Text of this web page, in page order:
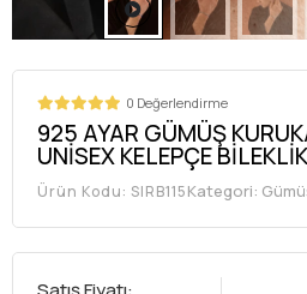
0 Değerlendirme
925 AYAR GÜMÜŞ
UNİSEX KELEPÇE BİLEKLİK
Ürün Kodu: SIRB115Kategori: